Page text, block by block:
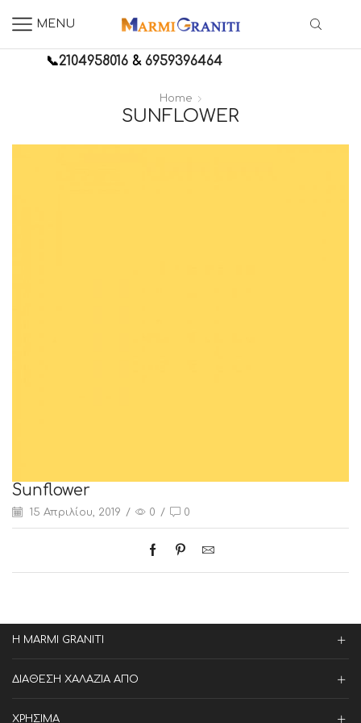
MENU
📞2104958016 &6959396464
Home
SUNFLOWER
Sunflower
15 Απριλίου, 2019 / 0 / 0
Η MARMI GRANITI
ΔΙΑΘΕΣΗ ΧΑΛΑΖΙΑ ΑΠΟ
ΧΡΗΣΙΜΑ